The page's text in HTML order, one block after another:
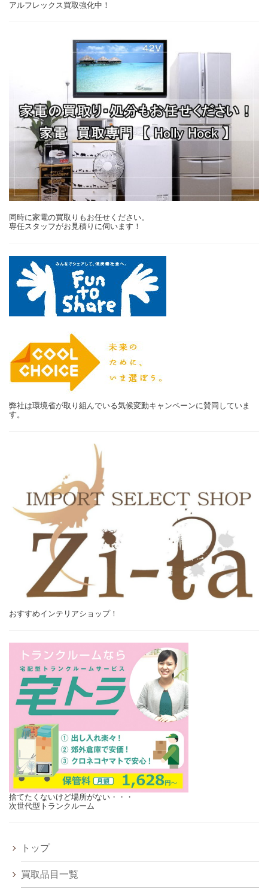
アルフレックス買取強化中！
同時に家電の買取りもお任せください。
専任スタッフがお見積りに伺います！
弊社は環境省が取り組んでいる気候変動キャンペーンに賛同していま
す。
おすすめインテリアショップ！
捨てたくないけど場所がない・・・
次世代型トランクルーム
トップ
買取品目一覧